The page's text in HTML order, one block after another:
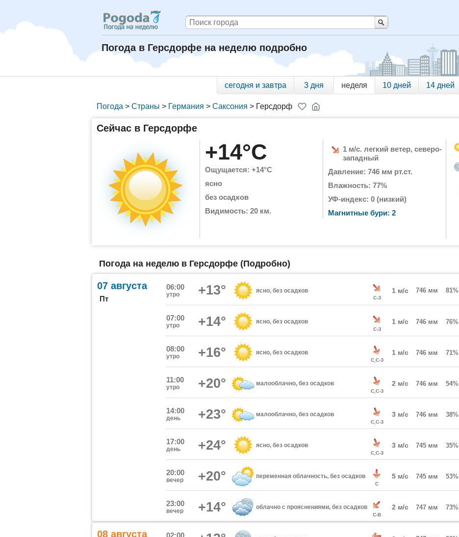
Погода в Герсдорфе на неделю подробно
сегодня и завтра 3 дня неделя 10 дней 14 дней
Погода > Страны > Германия > Саксония > Герсдорф
Сейчас в Герсдорфе
+14°C
Ощущается: +14°C
ясно
без осадков
Видимость: 20 км.
1 м/с. легкий ветер, северо-
западный
Давление: 746 мм рт.ст.
Влажность: 77%
УФ-индекс: 0 (низкий)
Магнитные бури: 2
Погода на неделю в Герсдорфе (Подробно)
07 августа
Пт
06:00
утро +13° ясно, без осадков
С-З
1 м/с 746 мм 81%
07:00
утро +14° ясно, без осадков
С-З
1 м/с 746 мм 76%
08:00
утро +16° ясно, без осадков
С,С-З
1 м/с 746 мм 71%
11:00
утро +20° малооблачно, без осадков
С,С-З
2 м/с 746 мм 54%
14:00
день +23° малооблачно, без осадков
С,С-З
3 м/с 746 мм 38%
17:00
день +24° ясно, без осадков
С,С-З
3 м/с 745 мм 35%
20:00
вечер +20° переменная облачность, без осадков
С
5 м/с 745 мм 53%
23:00
вечер +14° облачно с прояснениями, без осадков
С-В
2 м/с 747 мм 73%
08 августа 02:00